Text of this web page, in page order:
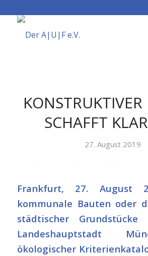
SCHAFFT
27. August 2019
Frankfurt, 27. August
kommunale Bauten oder
städtischer
Landeshauptstadt
ökologischer